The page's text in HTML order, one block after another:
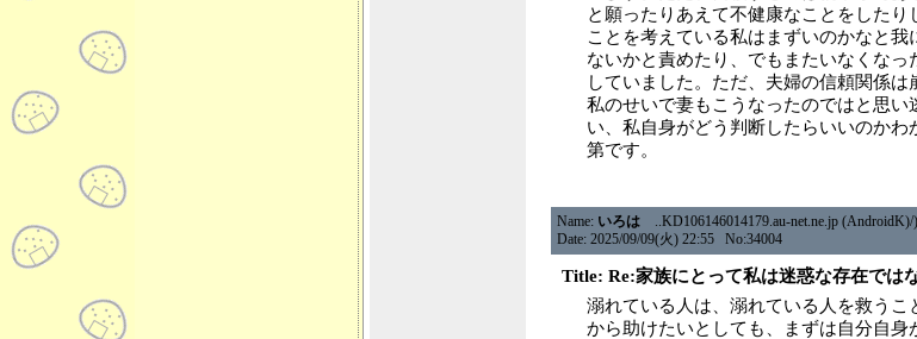
と願ったりあえて不健康なことをした
ことを考えている私はまずいのかなと
ないかと責めたり、でもまたいなくな
していました。ただ、夫婦の信頼関係
私のせいで妻もこうなったのではと思
い、私自身がどう判断したらいいのか
第です。
Name: いろは ..KD106146014179.au-net.ne.jp (AndroidK)/)
Date: 2025/09/09(火) 22:55 No:34004
Title: Re:家族にとって私は迷惑な存在では
溺れている人は、溺れている人を救う
から助けたいとしても、まずは自分自